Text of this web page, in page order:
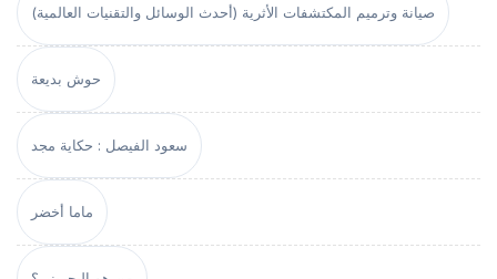
صيانة وترميم المكتشفات الأثرية (أحدث الوسائل والتقنيات العالمية)
حوش بديعة
سعود الفيصل : حكاية مجد
ماما أخضر